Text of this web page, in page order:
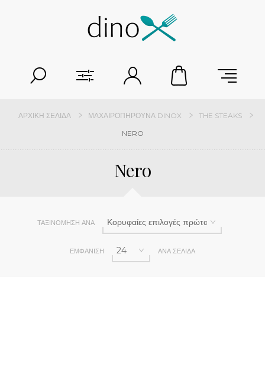
ΑΡΧΙΚΉ ΣΕΛΊΔΑ ΜΑΧΑΙΡΟΠΉΡΟΥΝΑ DINOX
THE STEAKS
NERO
Nero
ΤΑΞΙΝΌΜΗΣΗ ΑΝΆ
ΕΜΦΆΝΙΣΗ ΑΝΆ ΣΕΛΊΔΑ